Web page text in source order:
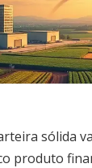
sólida
produto